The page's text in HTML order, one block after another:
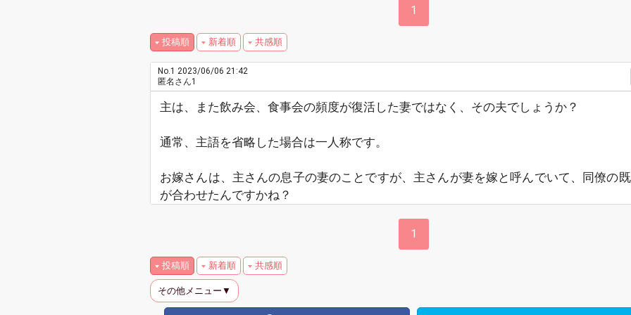
1
投稿順 新着順 共感順
No.1 2023/06/06 21:42
匿名さん1
主は、また飲み会、食事会の頻度が復活した妻ではなく、その夫でしょうか？
通常、主語を省略した場合は一人称です。
お嫁さんは、主さんの息子の妻のことですが、主さんが妻を嫁と呼んでいて、同僚の
が合わせたんですかね？
1
投稿順 新着順 共感順
その他メニュー▼